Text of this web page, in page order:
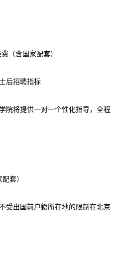
（含国家配套）
后招聘指标
将提供一对一个性化指导，全程
套）
出国前户籍所在地的限制在北京